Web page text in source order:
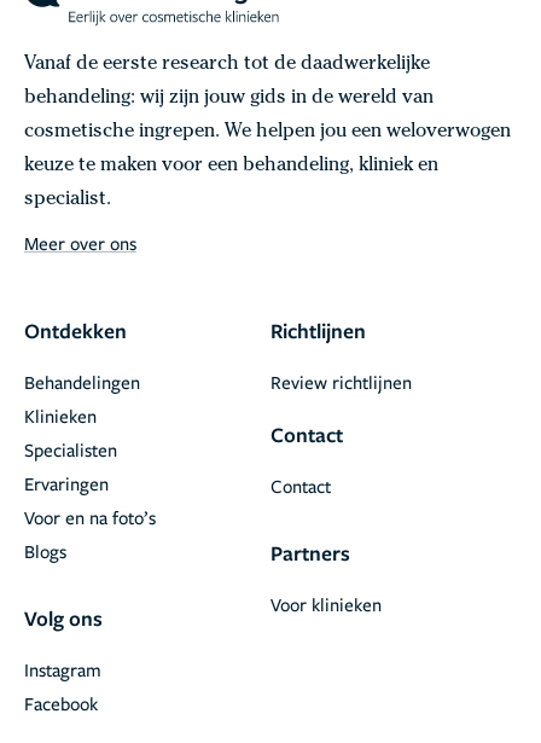
Vanaf de eerste research tot de daadwerkelijke
behandeling: wij zijn jouw gids in de wereld van
cosmetische ingrepen. We helpen jou een weloverwogen
keuze te maken voor een behandeling, kliniek en
specialist.
Meer over ons
Ontdekken
Behandelingen
Klinieken
Specialisten
Ervaringen
Voor en na foto’s
Blogs
Volg ons
Facebook
Instagram
Richtlijnen
Review richtlijnen
Contact
Contact
Partners
Voor klinieken